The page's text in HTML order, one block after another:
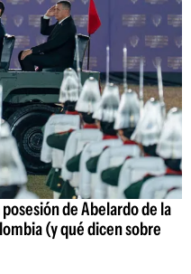
de Abelardo de la
(y qué dicen sobre